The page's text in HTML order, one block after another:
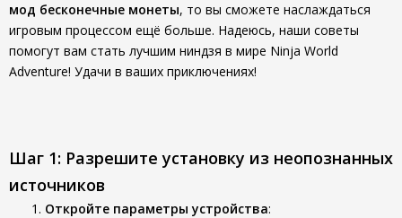
мод бесконечные монеты, то вы сможете наслаждаться
игровым процессом ещё больше. Надеюсь, наши советы
помогут вам стать лучшим ниндзя в мире Ninja World
Adventure! Удачи в ваших приключениях!
Шаг 1: Разрешите установку из неопознанных
источников
Откройте параметры устройства: